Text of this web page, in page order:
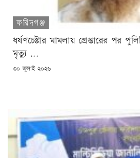
ফরিদগঞ্জ
ধর্ষণচেষ্টার মামলায় গ্রেপ্তারের পর
মৃত্যু ...
POSTED
৩০ জুলাই ২০২৬